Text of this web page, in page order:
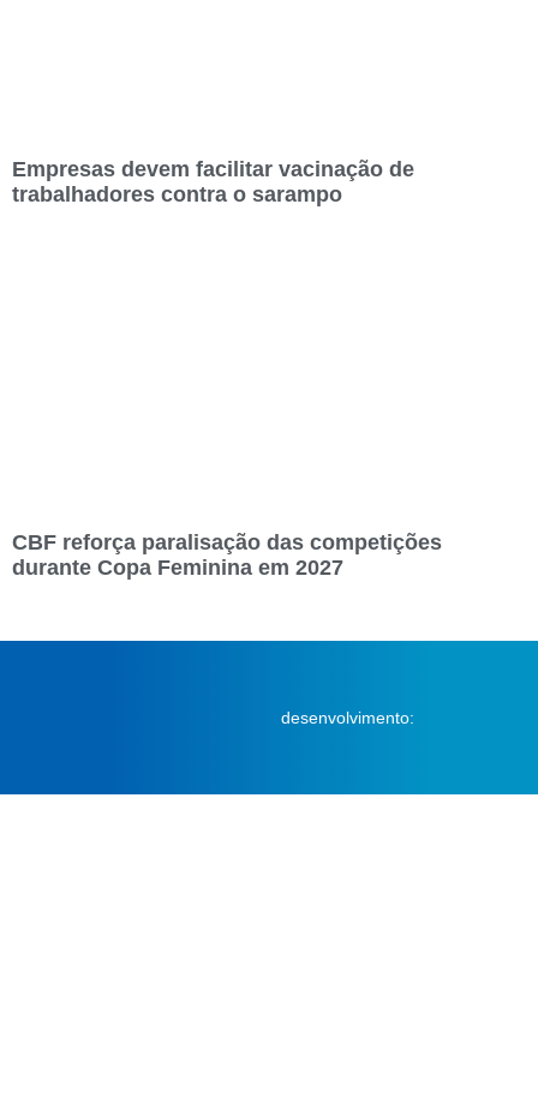
Empresas devem facilitar vacinação de
trabalhadores contra o sarampo
CBF reforça paralisação das competições
durante Copa Feminina em 2027
desenvolvimento: